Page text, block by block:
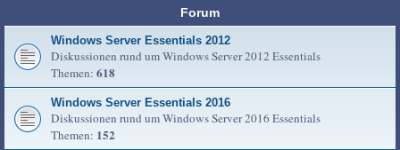
Forum
Windows Server Essentials 2012
Diskussionen rund um Windows Server 2012 Essentials
Themen: 618
Windows Server Essentials 2016
Diskussionen rund um Windows Server 2016 Essentials
Themen: 152